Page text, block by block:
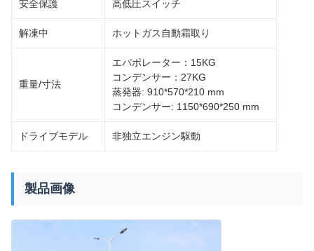
安全保護 高低圧スイッチ
解凍中 ホットガス自動霜取り
重量/寸法
エバポレーター：15KG
コンデンサー：27KG
蒸発器: 910*570*210 mm
コンデンサー: 1150*690*250 mm
ドライブモデル 非独立エンジン駆動
製品画像